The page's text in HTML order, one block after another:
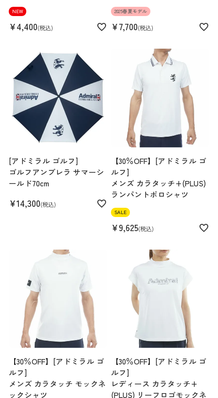
NEW
¥4,400 税込
2025春夏モデル
¥7,700 税込
[アドミラル ゴルフ]
ゴルフアンブレラ サマーシ
ールド70cm
¥14,300 税込
【30％OFF】[アドミラル ゴ
ルフ]
メンズ カラタッチ+(PLUS)
ランパントポロシャツ
SALE
¥9,625 税込
【30％OFF】[アドミラル ゴ
ルフ]
メンズ カラタッチ モックネ
ックシャツ
【30％OFF】[アドミラル ゴ
ルフ]
レディース カラタッチ+
(PLUS) リーフロゴモックネ